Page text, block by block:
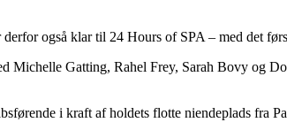
også klar til 24 Hours of SPA – med det
Gatting, Rahel Frey, Sarah Bovy og
i kraft af holdets flotte niendeplads fra